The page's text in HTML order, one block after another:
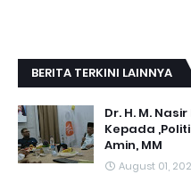
BERITA TERKINI LAINNYA
Dr. H. M.
Kepada
Amin, MM
August 01,